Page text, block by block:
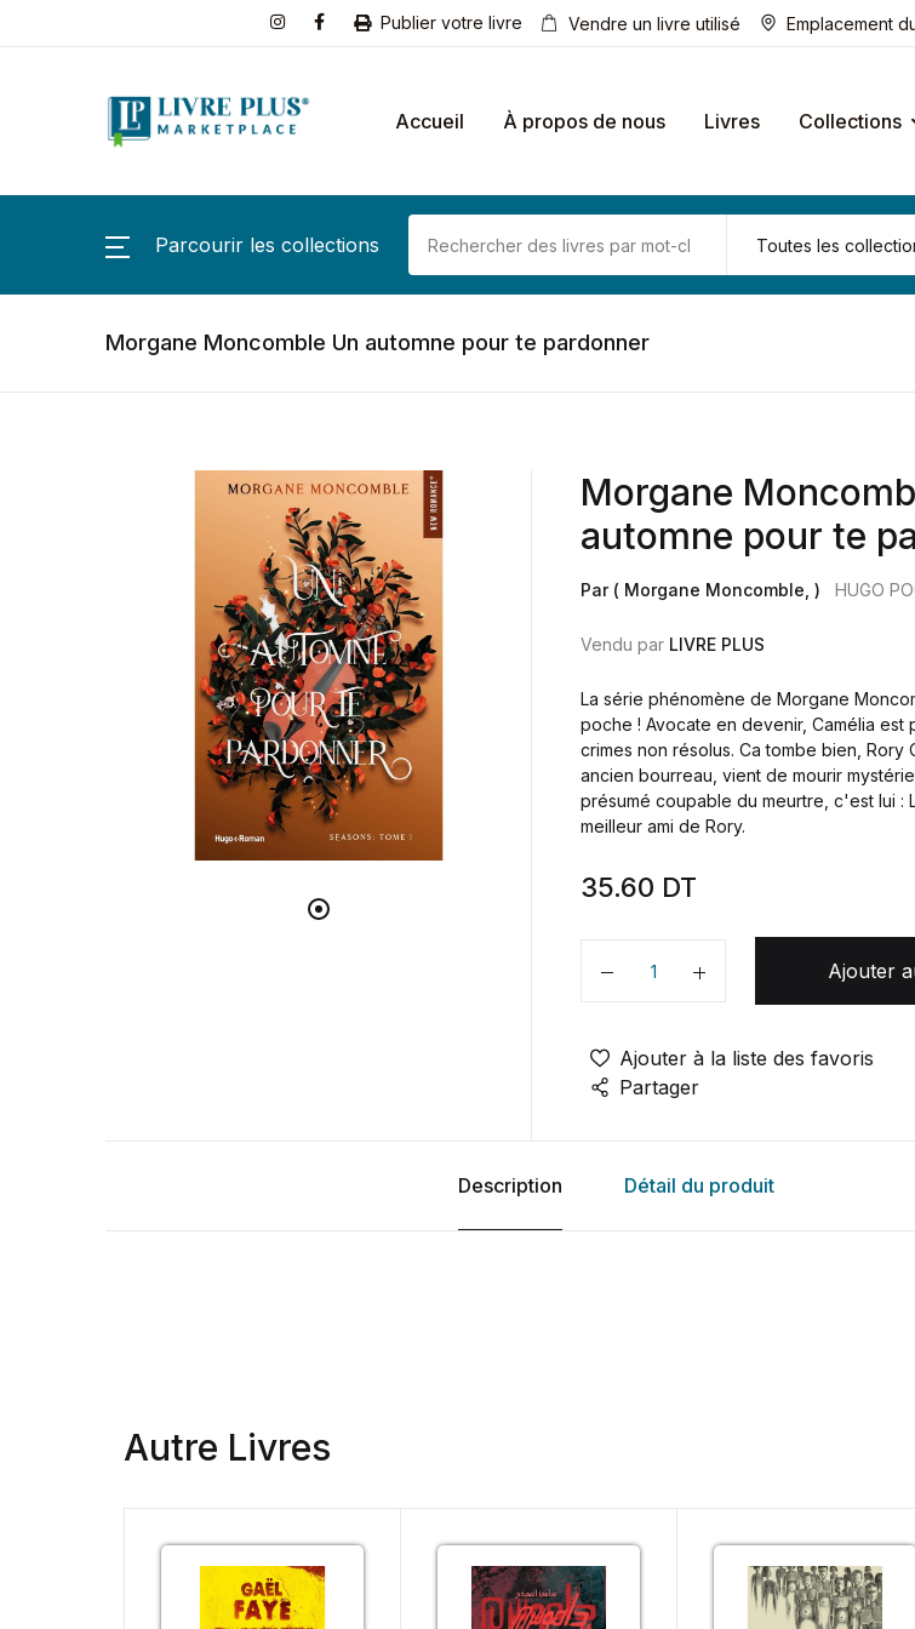
Publier votre livre Vendre un livre utilisé Emplacement
Accueil À propos de nous Livres Collections
Parcourir les collections
Morgane Moncomble Un automne pour te pardonner
Morgane
automne pour te
Par ( Morgane Moncomble, ) HUGO
Vendu par LIVRE PLUS
La série phénomène de Morgane
poche ! Avocate en devenir, Camélia est
crimes non résolus. Ca tombe bien, Rory
ancien bourreau, vient de mourir
présumé coupable du meurtre, c'est lui :
meilleur ami de Rory.
35.60 DT
Quantité
Ajouter
Ajouter à la liste des favoris
Partager
Description Détail du produit
Autre Livres